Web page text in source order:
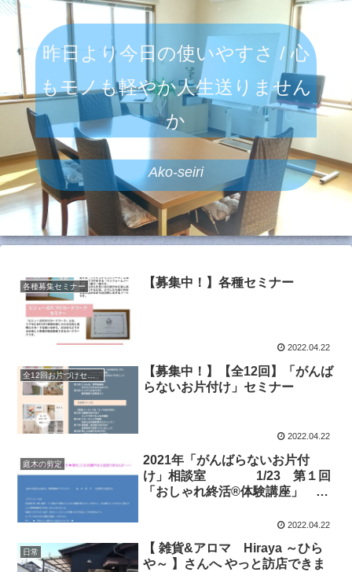
昨日より今日の使いやすさ / 心
もモノも軽やか人生送りません
か
Ako-seiri
各種募集セミナー 【募集中！】各種セミナー
2022.04.22
【募集中！】【全12回】「がんば
らないお片付け」セミナー
2022.04.22
庭木の剪定
2021年「がんばらないお片付
け」相談室 1/23 第１回
「おしゃれ終活®体験講座」 ま
を見つけましょう！
2022.04.22
日常
【 雑貨&アロマ Hiraya ～ひら
や～ 】さんへ やっと訪店できま